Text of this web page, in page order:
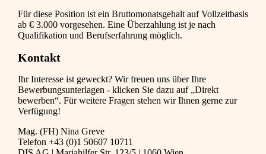
Für diese Position ist ein Bruttomonatsgehalt auf Vollzeitbasis
ab € 3.000 vorgesehen. Eine Überzahlung ist je nach
Qualifikation und Berufserfahrung möglich.
Kontakt
Ihr Interesse ist geweckt? Wir freuen uns über Ihre
Bewerbungsunterlagen - klicken Sie dazu auf „Direkt
bewerben“. Für weitere Fragen stehen wir Ihnen gerne zur
Verfügung!
Mag. (FH) Nina Greve
Telefon +43 (0)1 50607 10711